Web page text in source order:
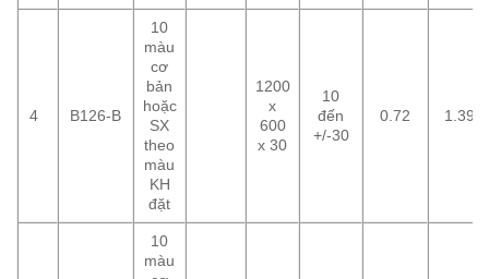
4 B126-B
10
màu
cơ
bản
hoặc
SX
theo
màu
KH
đặt
1200
x
600
x 30
10
đến
+/-30
0.72 1.39
10
màu